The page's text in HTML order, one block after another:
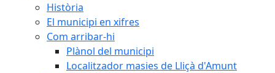
Història
El municipi en xifres
Com arribar-hi
Plànol del municipi
Localitzador masies de Lliçà d'Amunt